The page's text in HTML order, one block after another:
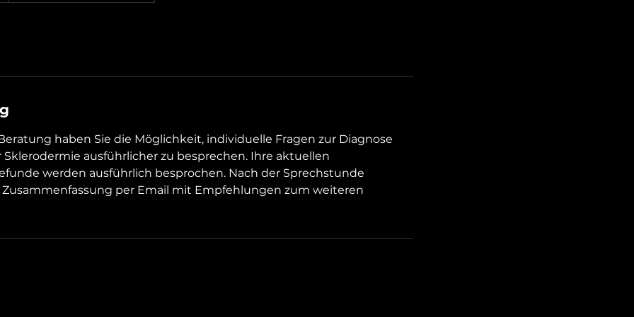
haben Sie die Möglichkeit, individuelle Fragen zur Diagnose
Sklerodermie ausführlicher zu besprechen. Ihre aktuellen
werden ausführlich besprochen. Nach der Sprechstunde
Zusammenfassung per Email mit Empfehlungen zum weiteren